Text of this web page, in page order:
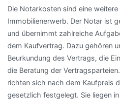
Die Notarkosten sind eine
Immobilienerwerb. Der Notar ist
und übernimmt zahlreiche
dem Kaufvertrag. Dazu gehören
Beurkundung des Vertrags, die
die Beratung der
richten sich nach dem Kaufpreis
gesetzlich festgelegt. Sie liegen